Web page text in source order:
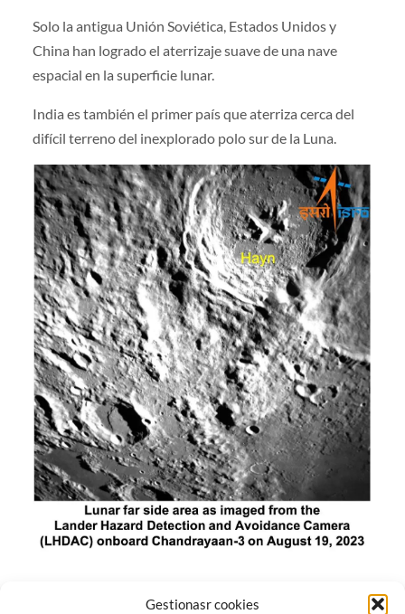
Gestionasr cookies
Solo la antigua Unión Soviética, Estados Unidos y
China han logrado el aterrizaje suave de una nave
espacial en la superficie lunar.
India es también el primer país que aterriza cerca del
difícil terreno del inexplorado polo sur de la Luna.